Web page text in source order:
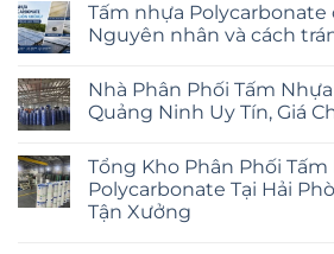
Tấm nhựa
Nguyên nhân và cách
Nhà Phân Phối Tấm
Quảng Ninh Uy Tín, Giá
Tổng Kho Phân Phối Tấm
Polycarbonate Tại Hải
Tận Xưởng